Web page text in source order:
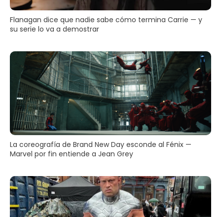
Flanagan dice que nadie sabe cómo termina Carrie — y
su serie lo va a demostrar
La coreografía de Brand New Day esconde al Fénix —
Marvel por fin entiende a Jean Grey